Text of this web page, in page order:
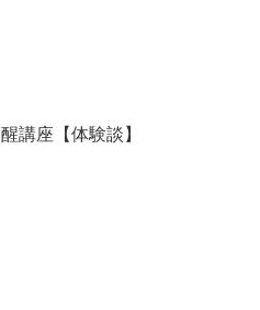
講座【体験談】